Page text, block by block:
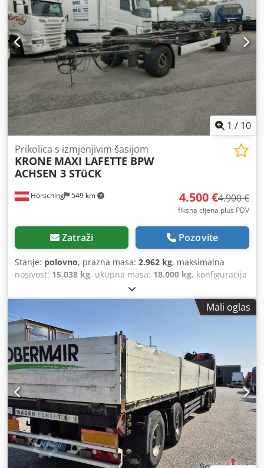
1 / 10
Hörsching 549 km
Prikolica s izmjenjivim šasijom
KRONE MAXI LAFETTE BPW
ACHSEN 3 STüCK
4.500 €4.900 €
fiksna cijena plus PDV
Zatraži Pozovite
Stanje: polovno, prazna masa: 2.962 kg, maksimalna
nosivost: 15.038 kg, ukupna masa: 18.000 kg, konfiguracija
, prva registracija:
dimenzija gume:445/45/R19,5, Oprema:ABS,
Mali oglas